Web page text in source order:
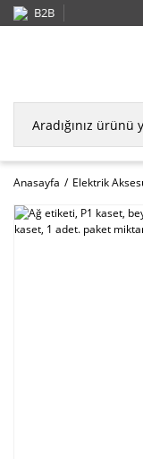
B2B
Anasayfa Elektrik